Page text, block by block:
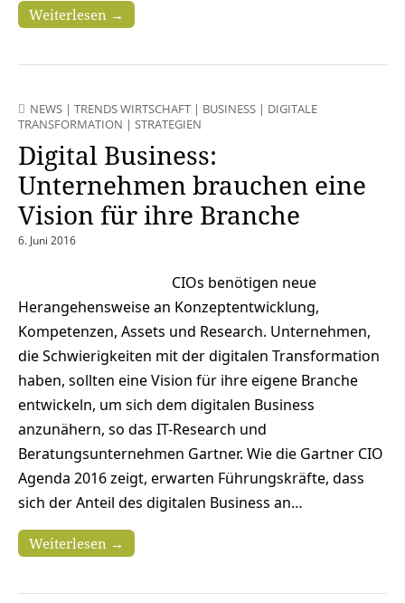
Weiterlesen →
NEWS | TRENDS WIRTSCHAFT | BUSINESS | DIGITALE
TRANSFORMATION | STRATEGIEN
Digital Business:
Unternehmen brauchen eine
Vision für ihre Branche
6. Juni 2016
CIOs benötigen neue
Herangehensweise an Konzeptentwicklung,
Kompetenzen, Assets und Research. Unternehmen,
die Schwierigkeiten mit der digitalen Transformation
haben, sollten eine Vision für ihre eigene Branche
entwickeln, um sich dem digitalen Business
anzunähern, so das IT-Research und
Beratungsunternehmen Gartner. Wie die Gartner CIO
Agenda 2016 zeigt, erwarten Führungskräfte, dass
sich der Anteil des digitalen Business an…
Weiterlesen →